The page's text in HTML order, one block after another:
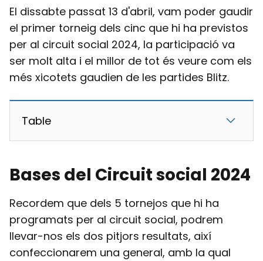
El dissabte passat 13 d'abril, vam poder gaudir
el primer torneig dels cinc que hi ha previstos
per al circuit social 2024, la participació va
ser molt alta i el millor de tot és veure com els
més xicotets gaudien de les partides Blitz.
Table
Bases del Circuit social 2024
Recordem que dels 5 tornejos que hi ha
programats per al circuit social, podrem
llevar-nos els dos pitjors resultats, així
confeccionarem una general, amb la qual